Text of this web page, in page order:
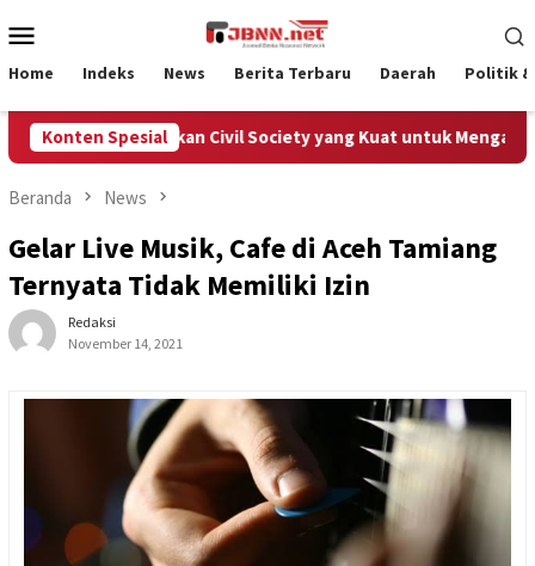
ke
Mobile
Home Indeks News Berita Terbaru Daerah Politik &
Konten Spesial
Membutuhkan Civil Society yang Kuat untuk Mengawal
Beranda News
Gelar Live Musik, Cafe di Aceh Tamiang
Ternyata Tidak Memiliki Izin
Redaksi
November 14, 2021